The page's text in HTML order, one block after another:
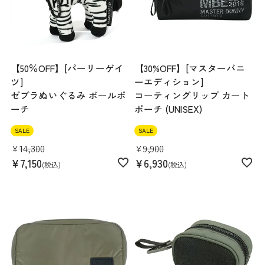
【50％OFF】[パーリーゲイ
ツ]
ゼブラぬいぐるみ ボールポ
ーチ
SALE
¥14,300
¥7,150 税込
【30%OFF】[マスターバニ
ーエディション]
コーティングリップ カート
ポーチ (UNISEX)
SALE
¥9,900
¥6,930 税込